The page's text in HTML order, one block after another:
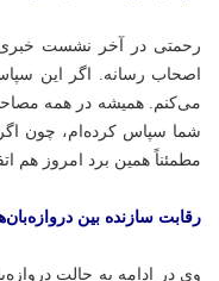
رحمتی در آخر نشست
اصحاب رسانه. اگر این
می‌کنم. همیشه در همه
شما سپاس کرده‌ام، چون اگر
مطمئناً همین برد امروز هم
رقابت سازنده بین
وی در ادامه به حالت